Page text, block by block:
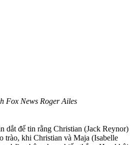
Fox News Roger Ailes
dắt để tin rằng Christian (Jack Reynor)
trào, khi Christian và Maja (Isabelle